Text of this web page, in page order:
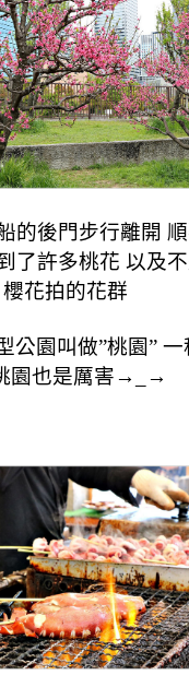
的後門步行離開
了許多桃花 以及
櫻花拍的花群
公園叫做”桃園”
園也是厲害→_→